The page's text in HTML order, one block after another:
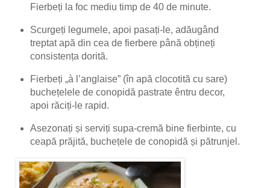
Fierbeți la foc mediu timp de 40 de minute.
Scurgeți legumele, apoi pasați-le, adăugând
treptat apă din cea de fierbere până obțineți
consistența dorită.
Fierbeți „à l’anglaise” (în apă clocotită cu sare)
buchețelele de conopidă pastrate êntru decor,
apoi răciți-le rapid.
Asezonați și serviți supa-cremă bine fierbinte, cu
ceapă prăjită, buchețele de conopidă și pătrunjel.